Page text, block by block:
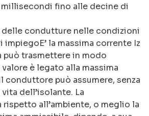
fino alle decine di
delle condutture nelle condizioni
la massima corrente Iz
può trasmettere in modo
è legato alla massima
conduttore può assumere, senza
dell’isolante. La
rispetto all’ambiente, o meglio la